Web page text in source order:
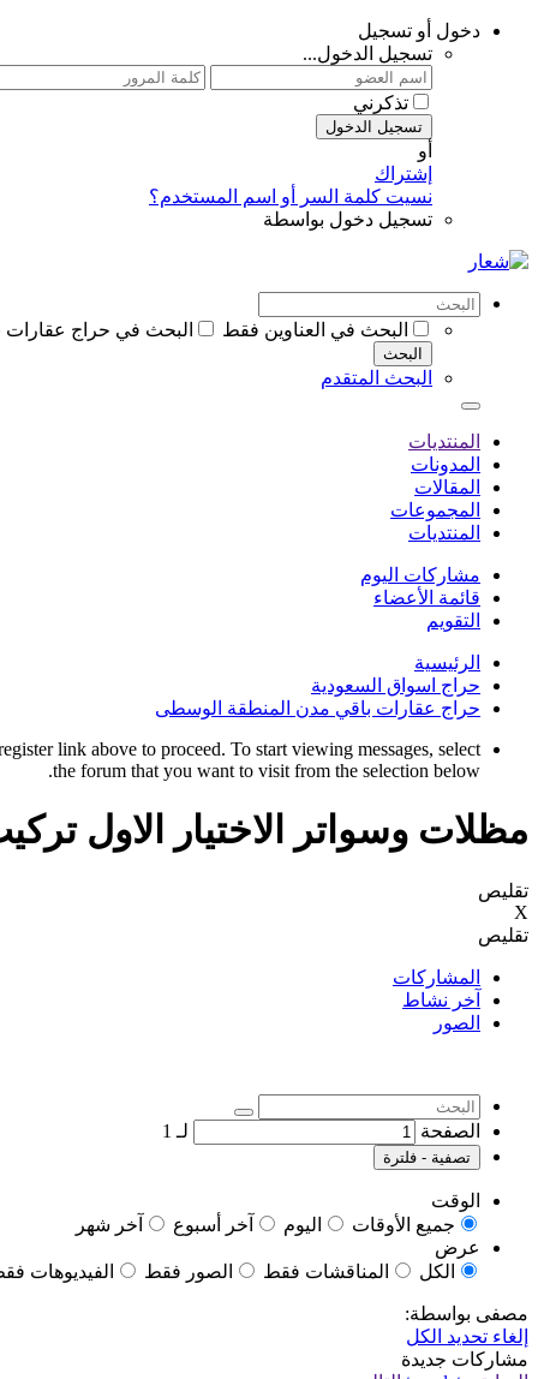
دخول أو تسجيل
تسجيل الدخول...
تذكرني
تسجيل الدخول
أو
إشتراك
نسيت كلمة السر أو اسم المستخدم؟
تسجيل دخول بواسطة
البحث في العناوين فقط البحث في حراج
البحث
البحث المتقدم
المنتديات
المدونات
المقالات
المجموعات
المنتديات
مشاركات اليوم
قائمة الأعضاء
التقويم
الرئيسية
حراج اسواق السعودية
حراج عقارات باقي مدن المنطقة الوسطى
link above to proceed. To start viewing messages, select
the forum that you want to visit from the selection below.
مظلات وسواتر الاختيار الاول
تقليص
X
تقليص
المشاركات
آخر نشاط
الصور
الصفحة لـ 1
تصفية - فلترة
الوقت
جميع الأوقات
اليوم آخر أسبوع
آخر شهر
عرض
الكل
المناقشات فقط الصور فقط الفيديوهات
مصفى بواسطة:
إلغاء تحديد الكل
مشاركات جديدة